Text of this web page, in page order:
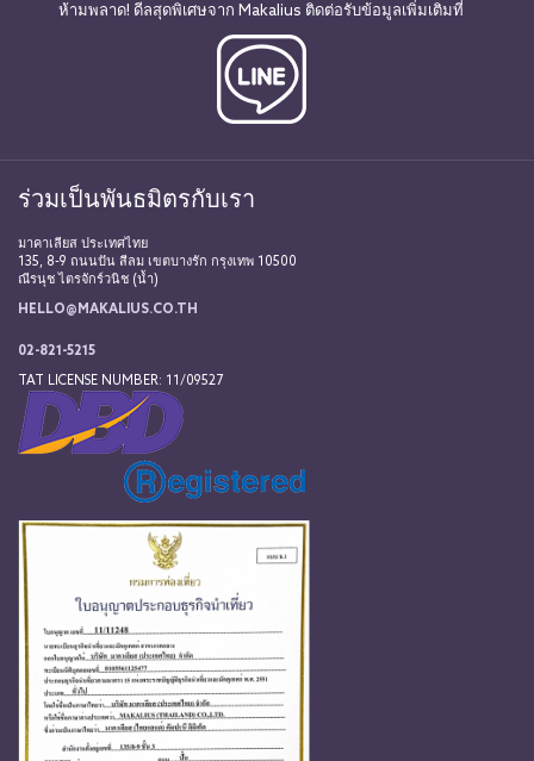
ห้ามพลาด! ดีลสุดพิเศษจาก Makalius ติดต่อรับข้อมูลเพิ่มเติมที่
ร่วมเป็นพันธมิตรกับเรา
มาคาเลียส ประเทศไทย
135, 8-9 ถนนปัน สีลม เขตบางรัก กรุงเทพ 10500
ณีรนุช ไตรจักร์วนิช (น้ำ)
HELLO@MAKALIUS.CO.TH
02-821-5215
TAT LICENSE NUMBER: 11/09527